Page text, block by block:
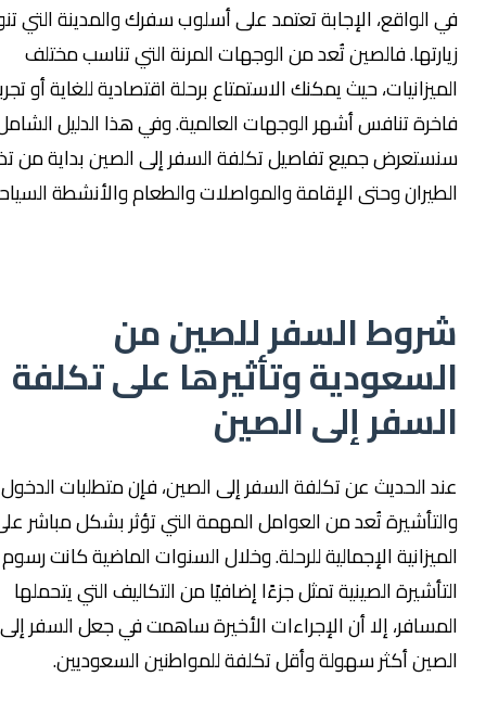
الواقع، الإجابة تعتمد على أسلوب سفرك والمدينة التي تنوي
فالصين تُعد من الوجهات المرنة التي تناسب مختلف
حيث يمكنك الاستمتاع برحلة اقتصادية للغاية أو تجربة
تنافس أشهر الوجهات العالمية. وفي هذا الدليل الشامل
جميع تفاصيل تكلفة السفر إلى الصين بداية من تذاكر
وحتى الإقامة والمواصلات والطعام والأنشطة السياحية.
السفر للصين من
وتأثيرها على تكلفة
إلى الصين
الحديث عن تكلفة السفر إلى الصين، فإن متطلبات الدخول
تُعد من العوامل المهمة التي تؤثر بشكل مباشر على
الإجمالية للرحلة. وخلال السنوات الماضية كانت رسوم
الصينية تمثل جزءًا إضافيًا من التكاليف التي يتحملها
إلا أن الإجراءات الأخيرة ساهمت في جعل السفر إلى
أكثر سهولة وأقل تكلفة للمواطنين السعوديين.